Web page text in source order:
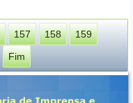
157 158
159
Fim